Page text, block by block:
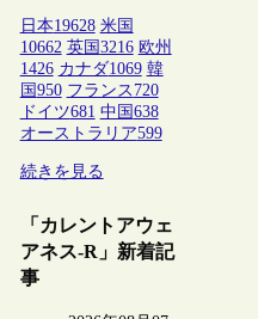
日本19628 米国
10662 英国 3216 欧州
1426 カナダ1069 韓
国 950 フランス 720
ドイツ681 中国 638
オーストラリア599
続きを見る
「カレントアウェ
アネス-R」新着記
事